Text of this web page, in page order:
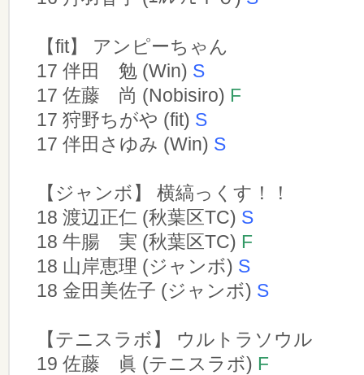
【fit】 アンピーちゃん
17 伴田 勉 (Win) S
17 佐藤 尚 (Nobisiro) F
17 狩野ちがや (fit) S
17 伴田さゆみ (Win) S
【ジャンボ】 横縞っくす！！
18 渡辺正仁 (秋葉区TC) S
18 牛腸 実 (秋葉区TC) F
18 山岸恵理 (ジャンボ) S
18 金田美佐子 (ジャンボ) S
【テニスラボ】 ウルトラソウル
19 佐藤 眞 (テニスラボ) F